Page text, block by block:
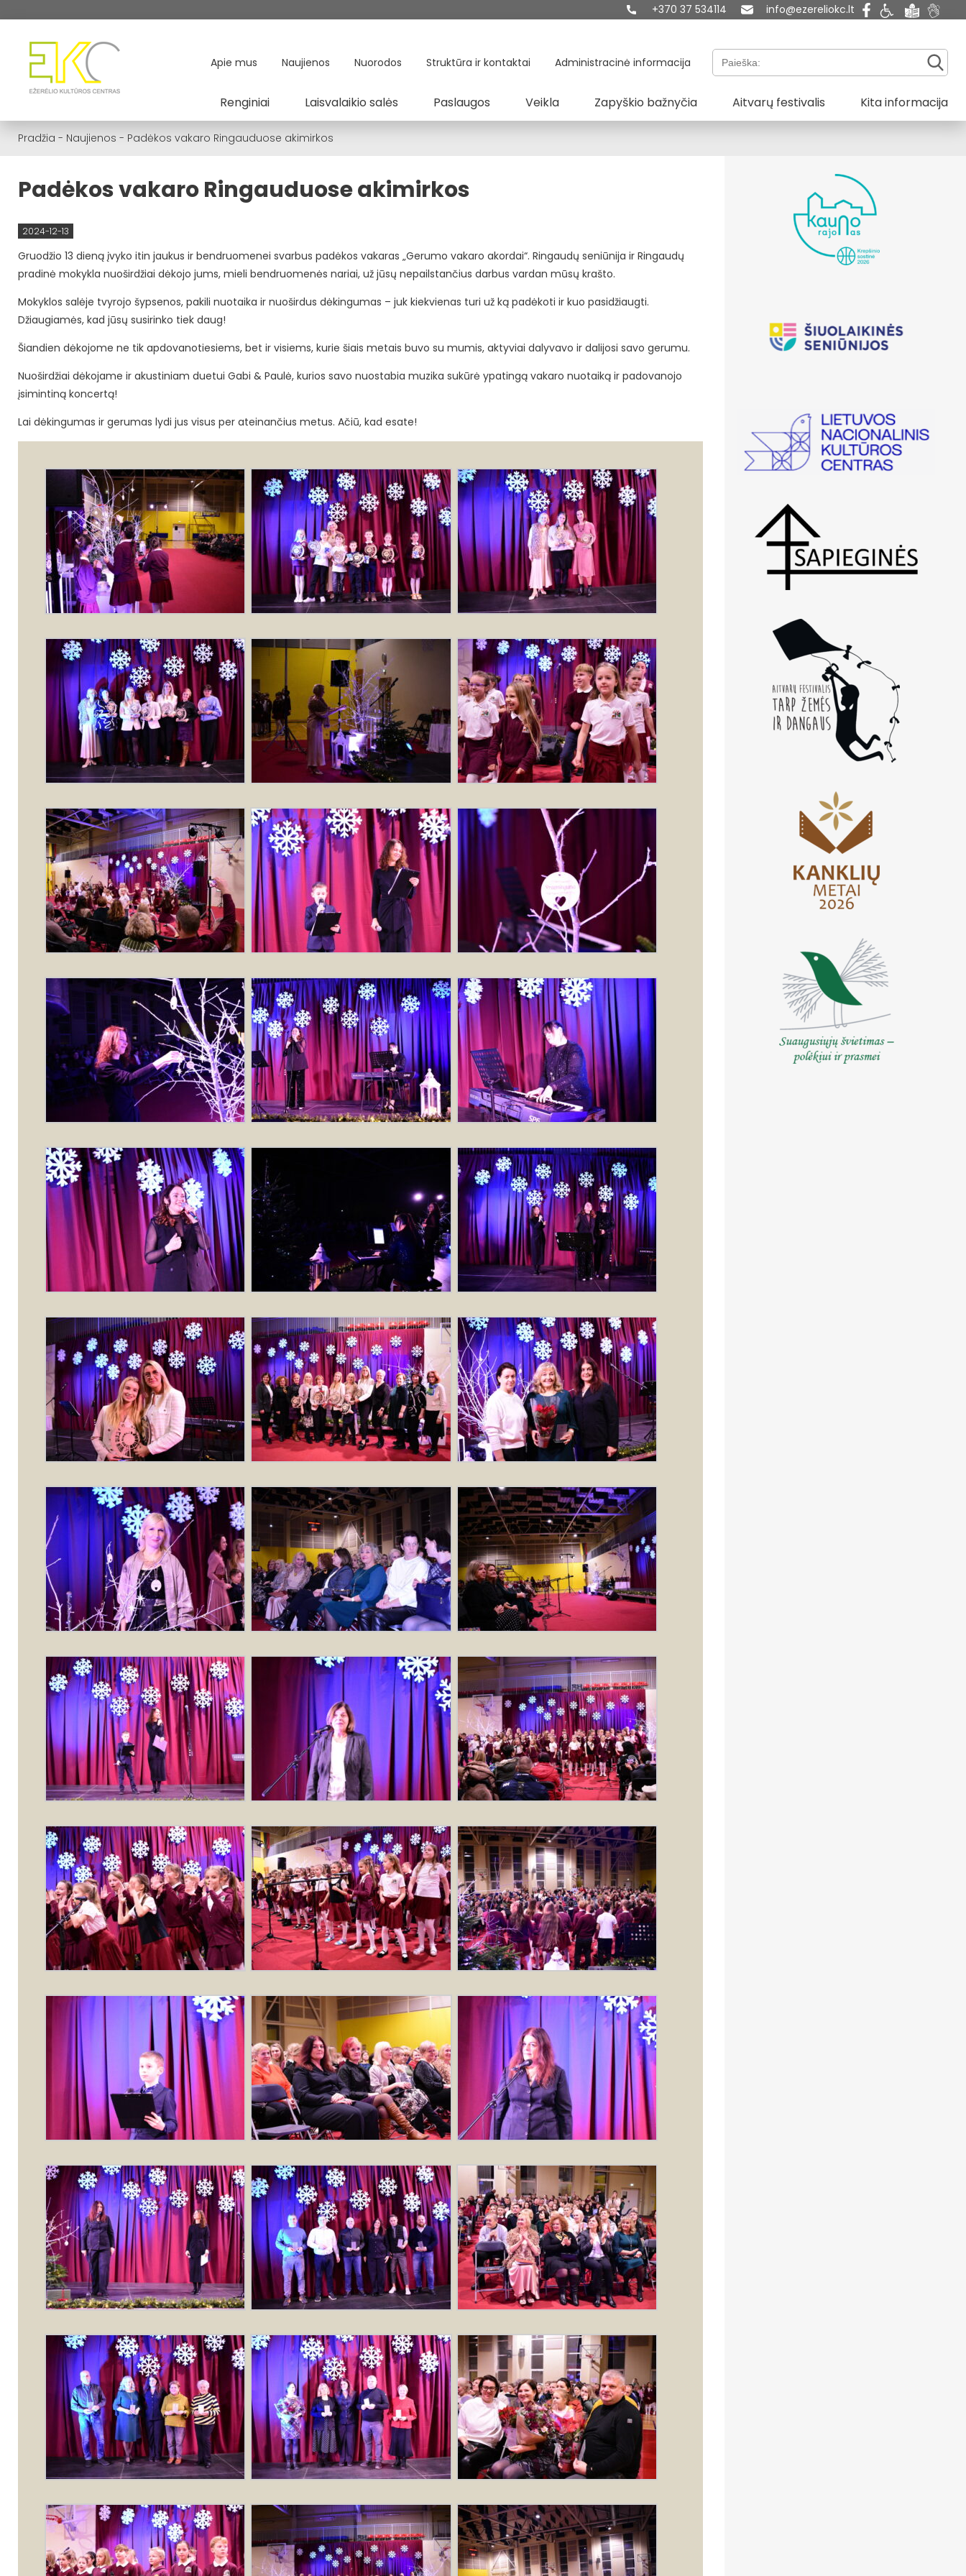
+370 37 534114 info@ezereliokc.lt
Apie mus Naujienos Nuorodos Struktūra ir kontaktai Administracinė informacija Paieška:
Renginiai Laisvalaikio salės Paslaugos Veikla Zapyškio bažnyčia Aitvarų festivalis Kita informacija
Pradžia - Naujienos - Padėkos vakaro Ringauduose akimirkos
Padėkos vakaro Ringauduose akimirkos
2024-12-13
Gruodžio 13 dieną įvyko itin jaukus ir bendruomenei svarbus padėkos vakaras „Gerumo vakaro akordai“. Ringaudų seniūnija ir Ringaudų
pradinė mokykla nuoširdžiai dėkojo jums, mieli bendruomenės nariai, už jūsų nepailstančius darbus vardan mūsų krašto.
Mokyklos salėje tvyrojo šypsenos, pakili nuotaika ir nuoširdus dėkingumas – juk kiekvienas turi už ką padėkoti ir kuo pasidžiaugti.
Džiaugiamės, kad jūsų susirinko tiek daug!
Šiandien dėkojome ne tik apdovanotiesiems, bet ir visiems, kurie šiais metais buvo su mumis, aktyviai dalyvavo ir dalijosi savo gerumu.
Nuoširdžiai dėkojame ir akustiniam duetui Gabi & Paulė, kurios savo nuostabia muzika sukūrė ypatingą vakaro nuotaiką ir padovanojo
įsimintiną koncertą!
Lai dėkingumas ir gerumas lydi jus visus per ateinančius metus. Ačiū, kad esate!